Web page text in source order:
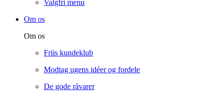
Valgfri menu
Om os
Om os
Friis kundeklub
Modtag ugens idéer og fordele
De gode råvarer